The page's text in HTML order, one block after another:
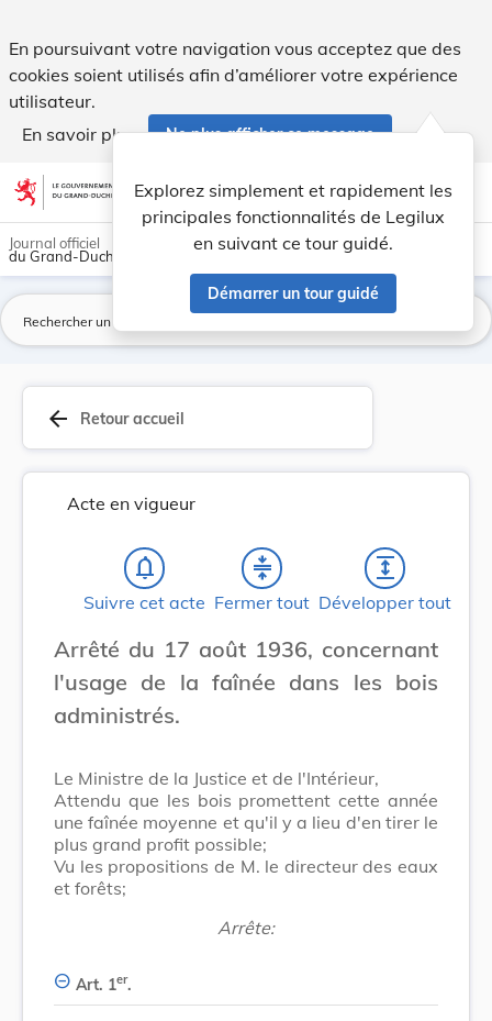
En poursuivant votre navigation vous acceptez que des
cookies soient utilisés afin d’améliorer votre expérience
utilisateur.
En savoir plus
Ne plus afficher ce message
Aller au contenu account_circle help Aide
Explorez simplement et rapidement les
principales fonctionnalités de Legilux
en suivant ce tour guidé.
Démarrer un tour guidé
light_mode dark_mode
Journal officiel
du Grand-Duché de Luxembourg
arrow_back Retour accueil
Acte en vigueur
notifications_none
Suivre cet acte
compress
Fermer tout
expand
Développer tout
Arrêté du 17 août 1936, concernant
l'usage de la faînée dans les bois
administrés.
Le Ministre de la Justice et de l'Intérieur,
Attendu que les bois promettent cette année
une faînée moyenne et qu'il y a lieu d'en tirer le
plus grand profit possible;
Vu les propositions de M. le directeur des eaux
et forêts;
Arrête:
Art. 1er.